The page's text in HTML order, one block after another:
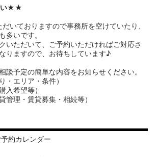
★★
いておりますので事務所を空けていたり、
多いです。
いただいて、ご予約いただければご対応さ
りますので、お待ちしています♪
談予定の簡単な内容をお知らせください。
・エリア・条件）
入希望等）
管理・賃貸募集・相続等）
約カレンダー